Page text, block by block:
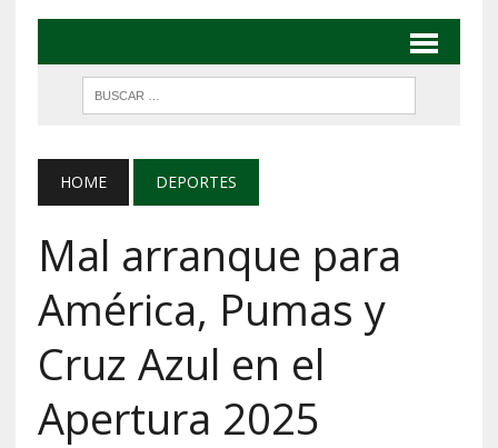
HOME DEPORTES
Mal arranque para
América, Pumas y
Cruz Azul en el
Apertura 2025